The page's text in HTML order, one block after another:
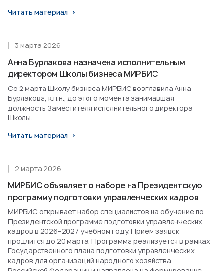
Читать материал
Анна Бурлакова назначена исполнительным
директором Школы бизнеса МИРБИС
3 марта 2026
Со 2 марта Школу бизнеса МИРБИС возглавила Анна
Бурлакова, к.п.н., до этого момента занимавшая
должность Заместителя исполнительного директора
Школы.
Читать материал
МИРБИС объявляет о наборе на Президентскую
программу подготовки управленческих кадров
2 марта 2026
МИРБИС открывает набор специалистов на обучение по
Президентской программе подготовки управленческих
кадров в 2026–2027 учебном году. Прием заявок
продлится до 20 марта. Программа реализуется в рамках
Государственного плана подготовки управленческих
кадров для организаций народного хозяйства